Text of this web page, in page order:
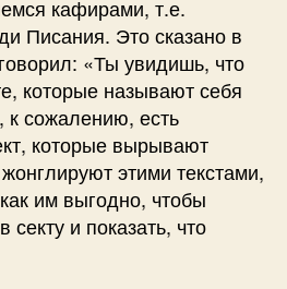
кафирами, т.е.
Писания. Это сказано в
«Ты увидишь, что
которые называют себя
сожалению, есть
которые вырывают
этими текстами,
им выгодно, чтобы
секту и показать, что